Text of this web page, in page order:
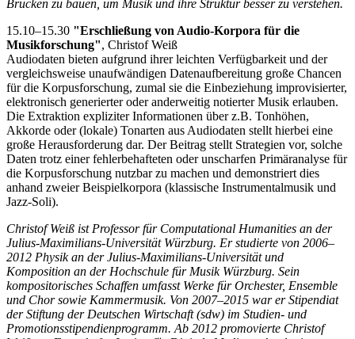
Brücken zu bauen, um Musik und ihre Struktur besser zu verstehen.
15.10–15.30 "Erschließung von Audio-Korpora für die
Musikforschung", Christof Weiß
Audiodaten bieten aufgrund ihrer leichten Verfügbarkeit und der
vergleichsweise unaufwändigen Datenaufbereitung große Chancen
für die Korpusforschung, zumal sie die Einbeziehung improvisierter,
elektronisch generierter oder anderweitig notierter Musik erlauben.
Die Extraktion expliziter Informationen über z.B. Tonhöhen,
Akkorde oder (lokale) Tonarten aus Audiodaten stellt hierbei eine
große Herausforderung dar. Der Beitrag stellt Strategien vor, solche
Daten trotz einer fehlerbehafteten oder unscharfen Primäranalyse für
die Korpusforschung nutzbar zu machen und demonstriert dies
anhand zweier Beispielkorpora (klassische Instrumentalmusik und
Jazz-Soli).
Christof Weiß ist Professor für Computational Humanities an der
Julius-Maximilians-Universität Würzburg. Er studierte von 2006–
2012 Physik an der Julius-Maximilians-Universität und
Komposition an der Hochschule für Musik Würzburg. Sein
kompositorisches Schaffen umfasst Werke für Orchester, Ensemble
und Chor sowie Kammermusik. Von 2007–2015 war er Stipendiat
der Stiftung der Deutschen Wirtschaft (sdw) im Studien- und
Promotionsstipendienprogramm. Ab 2012 promovierte Christof